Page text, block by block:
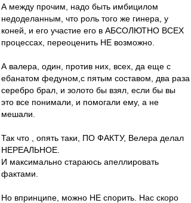
А между прочим, надо быть имбицилом
недоделанным, что роль того же гинера, у
коней, и его участие его в АБСОЛЮТНО ВСЕХ
процессах, переоценить НЕ возможно.
А валера, один, против них, всех, да еще с
ебанатом федуном,с пятым составом, два раза
серебро брал, и золото бы взял, если бы вы
это все понимали, и помогали ему, а не
мешали.
Так что , опять таки, ПО ФАКТУ, Велера делал
НЕРЕАЛЬНОЕ.
И максимально стараюсь апеллировать
фактами.
Но впринципе, можно НЕ спорить. Нас скоро